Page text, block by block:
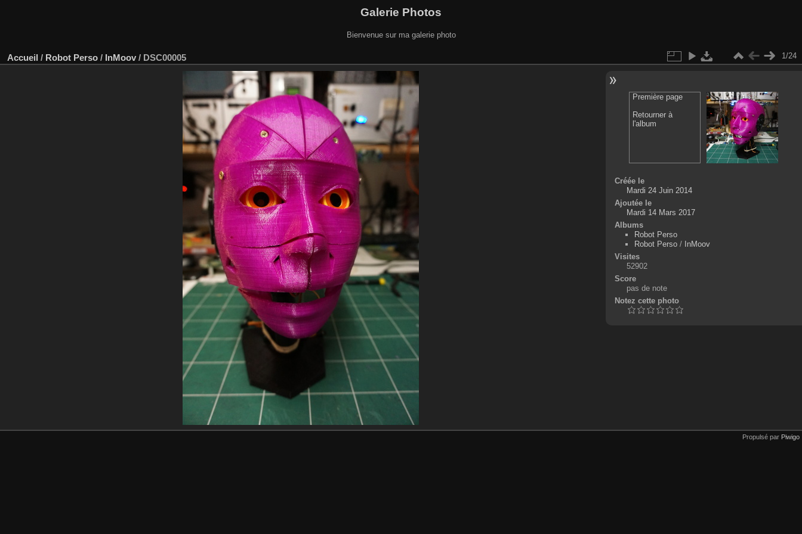
Galerie Photos
Bienvenue sur ma galerie photo
Accueil / Robot Perso / InMoov / DSC00005 1/24
Première page
Retourner à
l'album
Créée le
Mardi 24 Juin 2014
Ajoutée le
Mardi 14 Mars 2017
Albums
Robot Perso
Robot Perso/ InMoov
Visites
52902
Score
pas de note
Notez cette photo
Propulsé par Piwigo